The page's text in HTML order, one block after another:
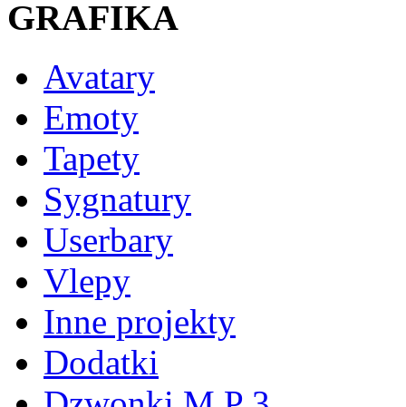
GRAFIKA
Avatary
Emoty
Tapety
Sygnatury
Userbary
Vlepy
Inne projekty
Dodatki